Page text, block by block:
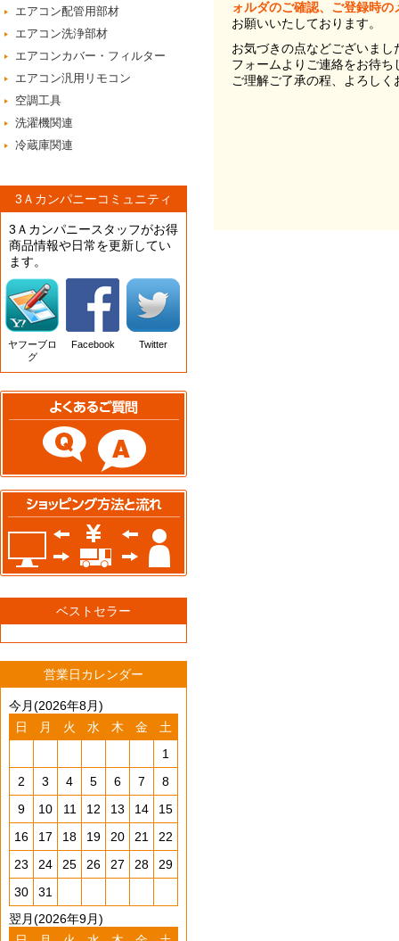
エアコン配管用部材
エアコン洗浄部材
エアコンカバー・フィルター
エアコン汎用リモコン
空調工具
洗濯機関連
冷蔵庫関連
3Ａカンパニーコミュニティ
3Ａカンパニースタッフがお得
商品情報や日常を更新してい
ます。
ヤフーブロ
グ
Facebook Twitter
ベストセラー
営業日カレンダー
今月(2026年8月)
日
月 火 水 木 金
土
1
2
3 4 5 6 7
8
9
10 11 12 13 14
15
16
17 18 19 20 21
22
23
24 25 26 27 28
29
30
31
翌月(2026年9月)
ォルダのご確認、ご登録時
お願いいたしております。
お気づきの点などございま
フォームよりご連絡をお待ち
ご理解ご了承の程、よろし